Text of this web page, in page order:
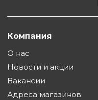
Компания
О нас
Новости и акции
Вакансии
Адреса магазинов